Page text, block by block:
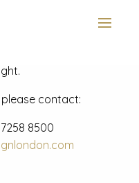
and advisory news
contact:
8500